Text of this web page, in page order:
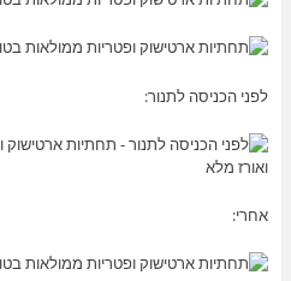
לפני הכניסה לתנור:
אחרי: